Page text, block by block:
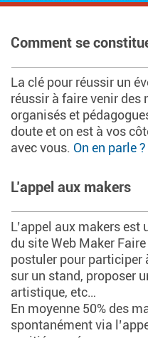
Comment se
La clé pour réussir un
réussir à faire venir des
organisés et
doute et on est à vos
avec vous. On en parle ?
L’appel aux makers
L’appel aux makers
du site Web Maker
postuler pour participer
sur un stand, proposer
artistique, etc…
En moyenne 50% des
spontanément via